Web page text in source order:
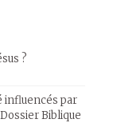
?
influencés par
Biblique